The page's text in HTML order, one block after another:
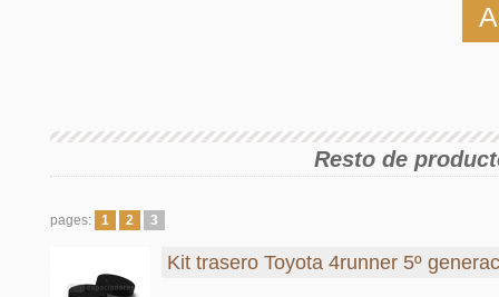
Resto de
pages: 1 2 3
Kit trasero Toyota 4runner 5º